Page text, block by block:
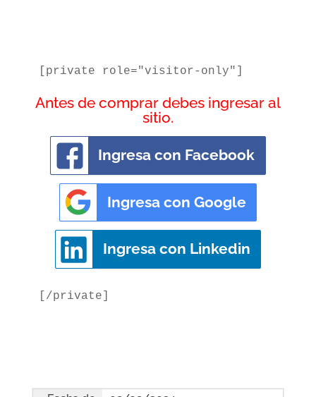
[private role="visitor-only"]
Antes de comprar debes ingresar al
sitio.
Ingresa con Facebook
Ingresa con Google
Ingresa con Linkedin
[/private]